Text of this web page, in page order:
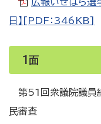
日】[PDF：346KB]
1面
第51回衆議院議
民審査